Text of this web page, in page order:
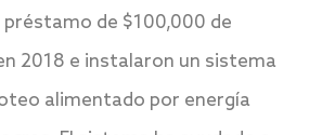
de $100,000 de
2018 e instalaron un sistema
alimentado por energía